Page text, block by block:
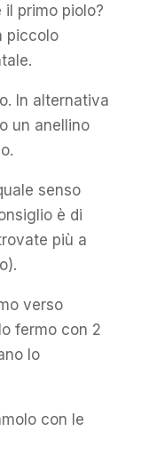
primo piolo?
piccolo
In alternativa
un anellino
senso
è di
più a
verso
fermo con 2
lo
con le